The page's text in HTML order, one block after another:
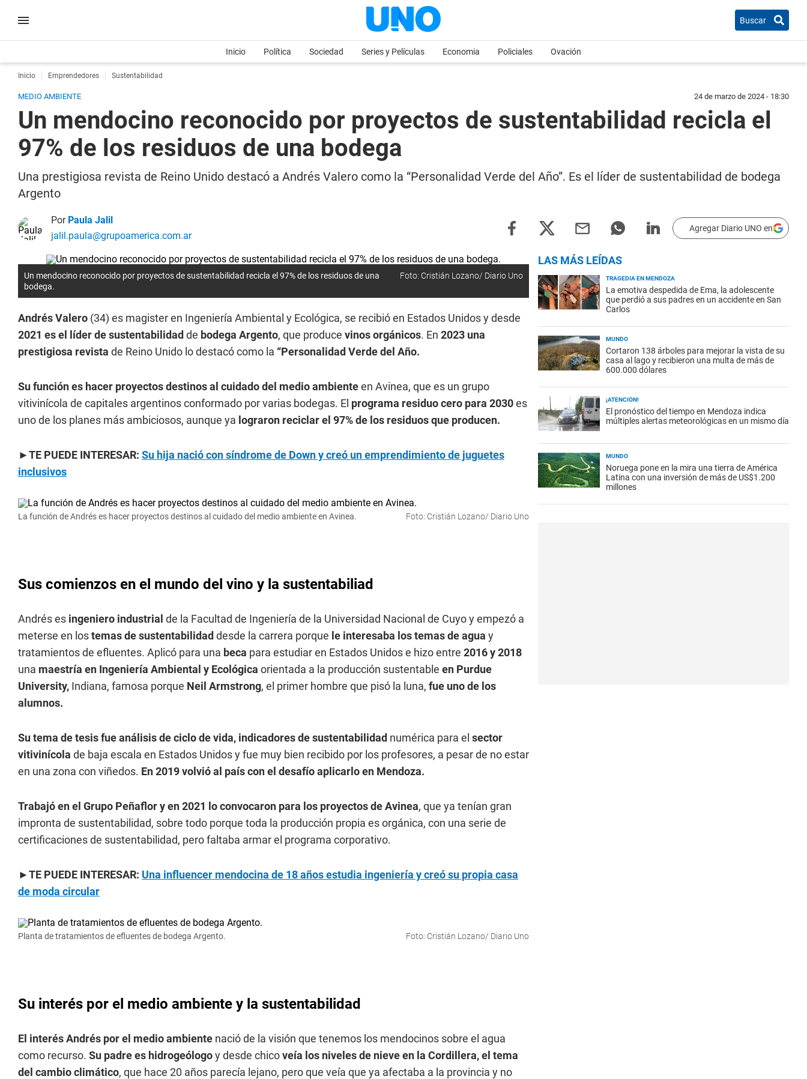
Buscar
Inicio Política Sociedad Series y Películas Economia Policiales Ovación
Inicio Emprendedores Sustentabilidad
MEDIO AMBIENTE 24 de marzo de 2024 - 18:30
Un mendocino reconocido por proyectos de sustentabilidad recicla el
97% de los residuos de una bodega
Una prestigiosa revista de Reino Unido destacó a Andrés Valero como la “Personalidad Verde del Año”. Es el líder de sustentabilidad de bodega
Argento
Por Paula Jalil
jalil.paula@grupoamerica.com.ar
Agregar Diario UNO en
Un mendocino reconocido por proyectos de sustentabilidad recicla el 97% de los residuos de una
bodega.
Foto: Cristián Lozano/ Diario Uno
Andrés Valero (34) es magister en Ingeniería Ambiental y Ecológica, se recibió en Estados Unidos y desde
2021 es el líder de sustentabilidad de bodega Argento, que produce vinos orgánicos. En 2023 una
prestigiosa revista de Reino Unido lo destacó como la “Personalidad Verde del Año.
Su función es hacer proyectos destinos al cuidado del medio ambienteen Avinea, que es un grupo
vitivinícola de capitales argentinos conformado por varias bodegas. El programa residuo cero para 2030es
uno de los planes más ambiciosos, aunque ya lograron reciclar el 97% de los residuos que producen.
►TE PUEDE INTERESAR: Su hija nació con síndrome de Down y creó un emprendimiento de juguetes
inclusivos
La función de Andrés es hacer proyectos destinos al cuidado del medio ambiente en Avinea. Foto: Cristián Lozano/ Diario Uno
Sus comienzos en el mundo del vino y la sustentabiliad
Andrés es ingeniero industrial de la Facultad de Ingeniería de la Universidad Nacional de Cuyo y empezó a
meterse en lostemas de sustentabilidad desde la carrera porque le interesaba los temas de agua y
tratamientos de efluentes. Aplicó para una beca para estudiar en Estados Unidos e hizo entre 2016 y 2018
una maestría en Ingeniería Ambiental y Ecológica orientada a la producción sustentable en Purdue
University, Indiana, famosa porque Neil Armstrong, el primer hombre que pisó la luna, fue uno de los
alumnos.
Su tema de tesis fue análisis de ciclo de vida, indicadores de sustentabilidad numérica para el sector
vitivinícola de baja escala en Estados Unidos y fue muy bien recibido por los profesores, a pesar de no estar
en una zona con viñedos. En 2019 volvió al país con el desafío aplicarlo en Mendoza.
Trabajó en el Grupo Peñaflor y en 2021 lo convocaron para los proyectos de Avinea, que ya tenían gran
impronta de sustentabilidad, sobre todo porque toda la producción propia es orgánica, con una serie de
certificaciones de sustentabilidad, pero faltaba armar el programa corporativo.
►TE PUEDE INTERESAR: Una influencer mendocina de 18 años estudia ingeniería y creó su propia casa
de moda circular
Planta de tratamientos de efluentes de bodega Argento. Foto: Cristián Lozano/ Diario Uno
Su interés por el medio ambiente y la sustentabilidad
El interés Andrés por el medio ambiente nació de la visión que tenemos los mendocinos sobre el agua
como recurso. Su padre es hidrogeólogoy desde chicoveía los niveles de nieve en la Cordillera, el tema
del cambio climático, que hace 20 años parecía lejano, pero que veía que ya afectaba a la provincia y no
LAS MÁS LEÍDAS
TRAGEDIA EN MENDOZA
La emotiva despedida de Ema, la adolescente
que perdió a sus padres en un accidente en San
Carlos
MUNDO
Cortaron 138 árboles para mejorar la vista de su
casa al lago y recibieron una multa de más de
600.000 dólares
¡ATENCIÓN!
El pronóstico del tiempo en Mendoza indica
múltiples alertas meteorológicas en un mismo día
MUNDO
Noruega pone en la mira una tierra de América
Latina con una inversión de más de US$1.200
millones